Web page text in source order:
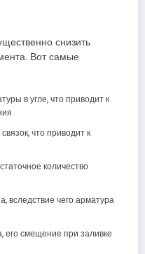
снизить
Вот самые
в угле, что приводит к
что приводит к
количество
вследствие чего арматура
его смещение при заливке